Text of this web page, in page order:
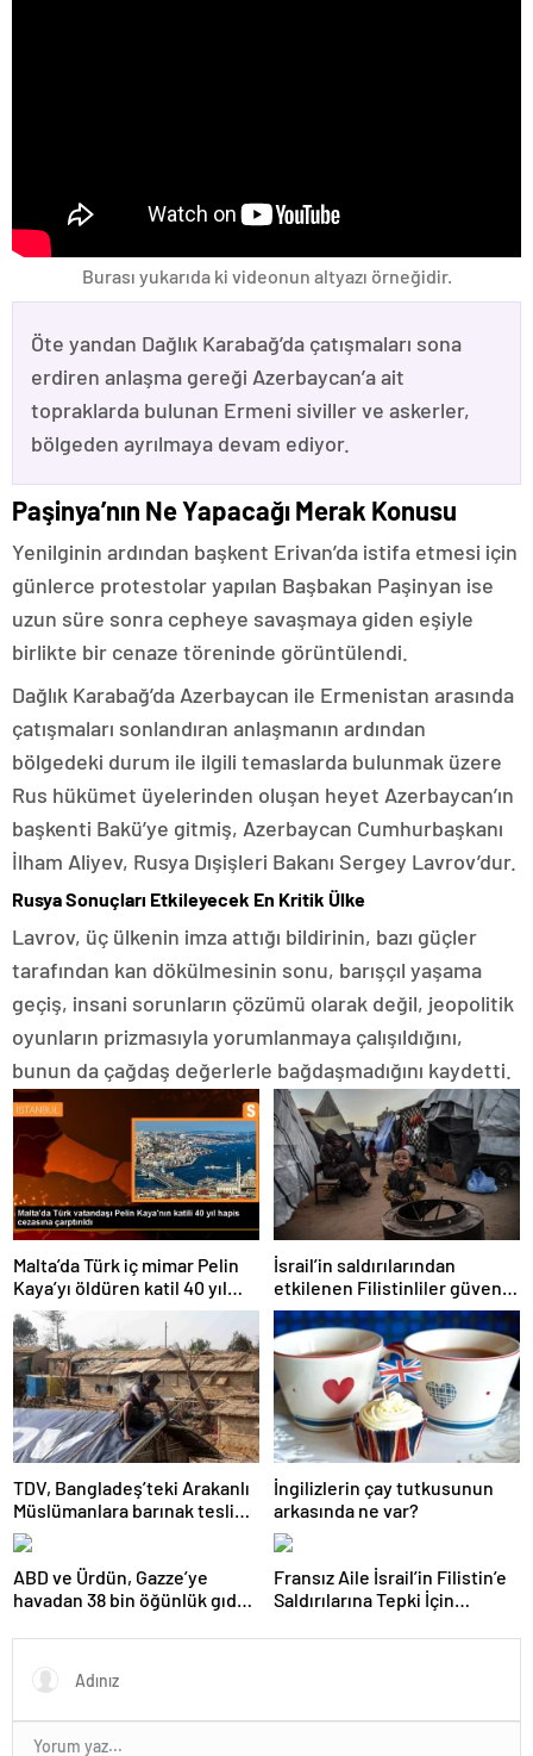
Burası yukarıda ki videonun altyazı örneğidir.
Öte yandan Dağlık Karabağ’da çatışmaları sona
erdiren anlaşma gereği Azerbaycan’a ait
topraklarda bulunan Ermeni siviller ve askerler,
bölgeden ayrılmaya devam ediyor.
Paşinya’nın Ne Yapacağı Merak Konusu
Yenilginin ardından başkent Erivan’da istifa etmesi için
günlerce protestolar yapılan Başbakan Paşinyan ise
uzun süre sonra cepheye savaşmaya giden eşiyle
birlikte bir cenaze töreninde görüntülendi.
Dağlık Karabağ’da Azerbaycan ile Ermenistan arasında
çatışmaları sonlandıran anlaşmanın ardından
bölgedeki durum ile ilgili temaslarda bulunmak üzere
Rus hükümet üyelerinden oluşan heyet Azerbaycan’ın
başkenti Bakü’ye gitmiş, Azerbaycan Cumhurbaşkanı
İlham Aliyev, Rusya Dışişleri Bakanı Sergey Lavrov’dur.
Rusya Sonuçları Etkileyecek En Kritik Ülke
Lavrov, üç ülkenin imza attığı bildirinin, bazı güçler
tarafından kan dökülmesinin sonu, barışçıl yaşama
geçiş, insani sorunların çözümü olarak değil, jeopolitik
oyunların prizmasıyla yorumlanmaya çalışıldığını,
bunun da çağdaş değerlerle bağdaşmadığını kaydetti.
Malta’da Türk iç mimar Pelin
Kaya’yı öldüren katil 40 yıl
hapis cezasına çarptırıldı
İsrail’in saldırılarından
etkilenen Filistinliler güvenli
bir yuva arıyor
TDV, Bangladeş’teki Arakanlı
Müslümanlara barınak teslim
etti
İngilizlerin çay tutkusunun
arkasında ne var?
ABD ve Ürdün, Gazze’ye
havadan 38 bin öğünlük gıda
Fransız Aile İsrail’in Filistin’e
Saldırılarına Tepki İçin